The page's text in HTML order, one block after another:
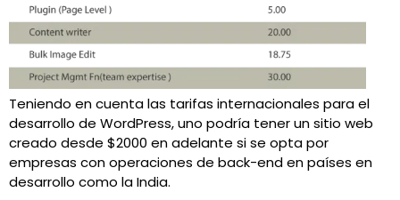
Teniendo en cuenta las tarifas internacionales para el
desarrollo de WordPress, uno podría tener un sitio web
creado desde $2000 en adelante si se opta por
empresas con operaciones de back-end en países en
desarrollo como la India.